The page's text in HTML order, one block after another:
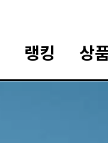
랭킹 상